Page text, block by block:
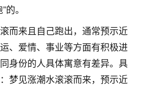
。
而来且自己跑出，通常预示近
、爱情、事业等方面有积极进
身份的人具体寓意有差异。具
梦见涨潮水滚滚而来，预示近
不舒服。中医西医看遍了，找不到问
看到有人推荐慧来老师，跟老师聊过
开朗，也听老师建议，处理了一些因
来，身体比以前好多，主要是心情好
心转，现在深有体会了。